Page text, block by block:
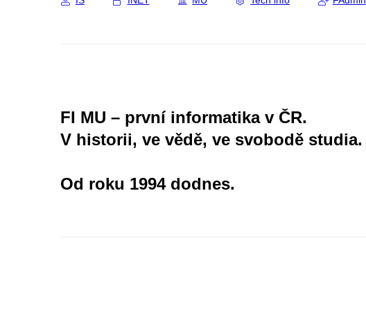
FI MU – první informatika v ČR.
V historii, ve vědě, ve svobodě studia.
Od roku 1994 dodnes.